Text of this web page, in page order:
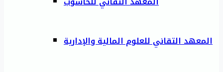
المعهد التقاني للعلوم المالية والإدارية